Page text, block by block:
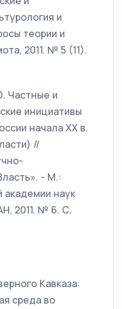
и
теории и
2011. № 5 (11).
Частные и
инициативы
начала XX в.
//
- М.:
наук
2011. № 6. С.
Кавказа:
среда во